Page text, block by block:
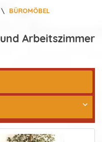
\ BÜROMÖBEL
Arbeitszimmer